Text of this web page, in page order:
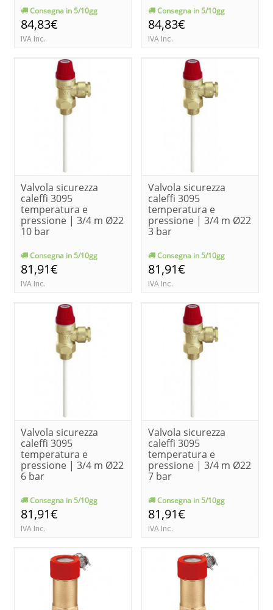
Consegna in 5/10gg
84,83€
IVA Inc.
Consegna in 5/10gg
84,83€
IVA Inc.
Valvola sicurezza
caleffi 3095
temperatura e
pressione | 3/4 m Ø22
10 bar
Consegna in 5/10gg
81,91€
IVA Inc.
Valvola sicurezza
caleffi 3095
temperatura e
pressione | 3/4 m Ø22
3 bar
Consegna in 5/10gg
81,91€
IVA Inc.
Valvola sicurezza
caleffi 3095
temperatura e
pressione | 3/4 m Ø22
6 bar
Consegna in 5/10gg
81,91€
IVA Inc.
Valvola sicurezza
caleffi 3095
temperatura e
pressione | 3/4 m Ø22
7 bar
Consegna in 5/10gg
81,91€
IVA Inc.